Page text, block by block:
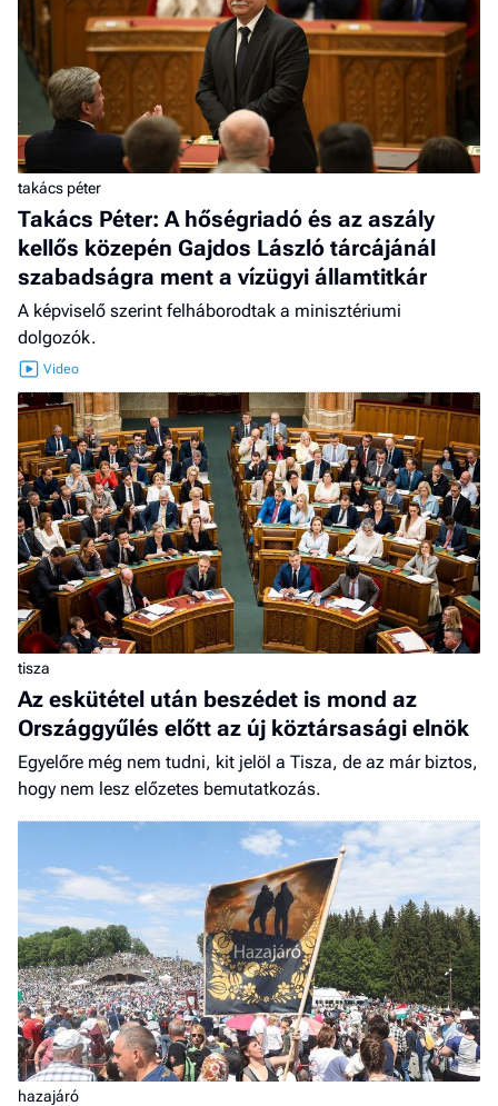
takács péter
Takács Péter: A hőségriadó és az aszály
kellős közepén Gajdos László tárcájánál
szabadságra ment a vízügyi államtitkár
A képviselő szerint felháborodtak a minisztériumi
dolgozók.
tisza
Az eskütétel után beszédet is mond az
Országgyűlés előtt az új köztársasági elnök
Egyelőre még nem tudni, kit jelöl a Tisza, de az már biztos,
hogy nem lesz előzetes bemutatkozás.
hazajáró